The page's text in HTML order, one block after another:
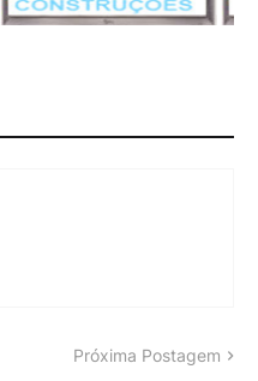
Próxima Postagem